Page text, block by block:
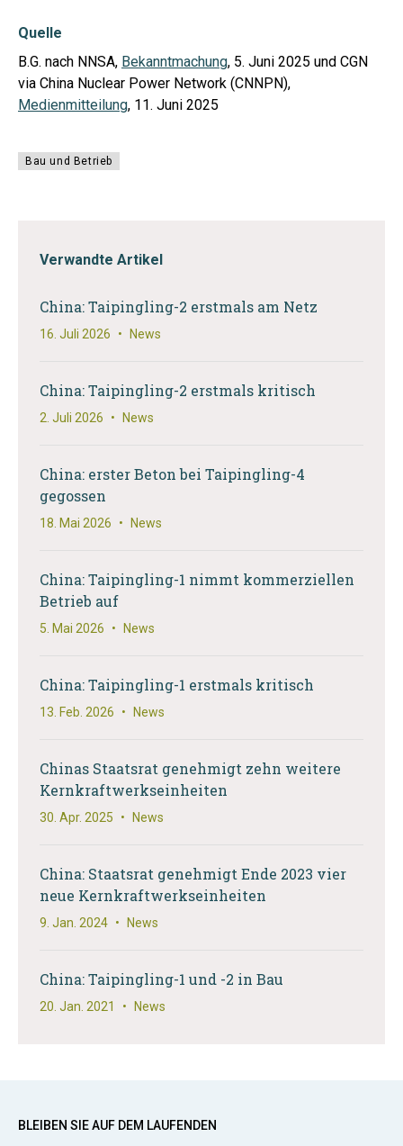
Quelle
B.G. nach NNSA, Bekanntmachung, 5. Juni 2025 und CGN
via China Nuclear Power Network (CNNPN),
Medienmitteilung, 11. Juni 2025
Bau und Betrieb
Verwandte Artikel
China: Taipingling-2 erstmals am Netz
16. Juli 2026 • News
China: Taipingling-2 erstmals kritisch
2. Juli 2026 • News
China: erster Beton bei Taipingling-4
gegossen
18. Mai 2026 • News
China: Taipingling-1 nimmt kommerziellen
Betrieb auf
5. Mai 2026 • News
China: Taipingling-1 erstmals kritisch
13. Feb. 2026 • News
Chinas Staatsrat genehmigt zehn weitere
Kernkraftwerkseinheiten
30. Apr. 2025 • News
China: Staatsrat genehmigt Ende 2023 vier
neue Kernkraftwerkseinheiten
9. Jan. 2024 • News
China: Taipingling-1 und -2 in Bau
20. Jan. 2021 • News
BLEIBEN SIE AUF DEM LAUFENDEN